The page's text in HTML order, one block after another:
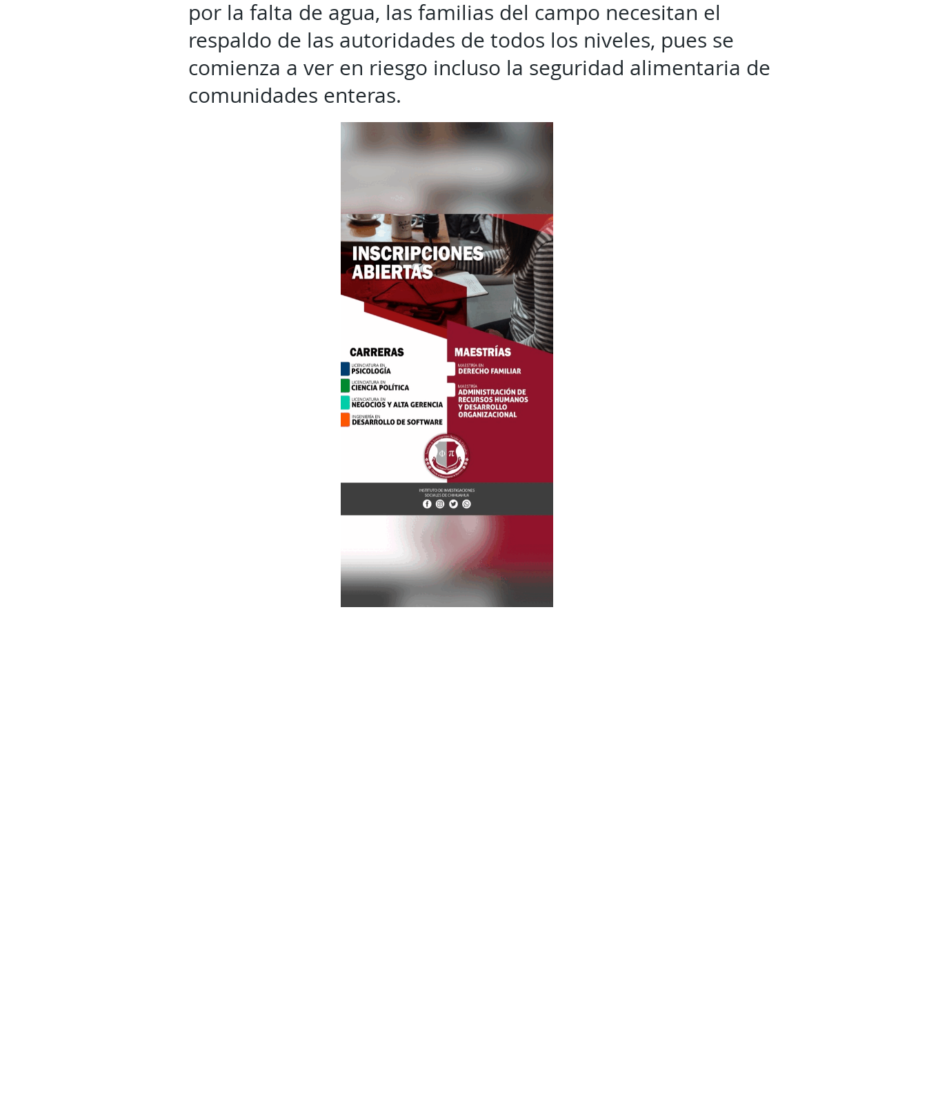
por la falta de agua, las familias del campo necesitan el
respaldo de las autoridades de todos los niveles, pues se
comienza a ver en riesgo incluso la seguridad alimentaria de
comunidades enteras.